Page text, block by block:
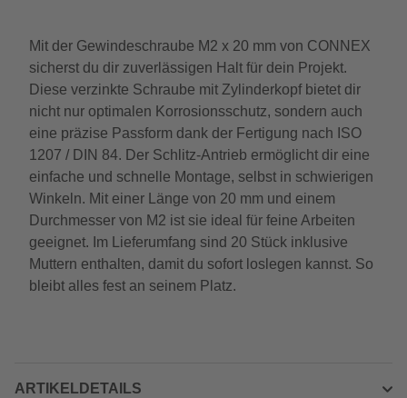
Mit der Gewindeschraube M2 x 20 mm von CONNEX
sicherst du dir zuverlässigen Halt für dein Projekt.
Diese verzinkte Schraube mit Zylinderkopf bietet dir
nicht nur optimalen Korrosionsschutz, sondern auch
eine präzise Passform dank der Fertigung nach ISO
1207 / DIN 84. Der Schlitz-Antrieb ermöglicht dir eine
einfache und schnelle Montage, selbst in schwierigen
Winkeln. Mit einer Länge von 20 mm und einem
Durchmesser von M2 ist sie ideal für feine Arbeiten
geeignet. Im Lieferumfang sind 20 Stück inklusive
Muttern enthalten, damit du sofort loslegen kannst. So
bleibt alles fest an seinem Platz.
ARTIKELDETAILS